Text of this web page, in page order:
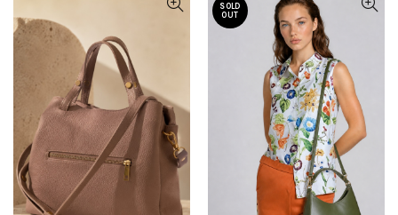
SOLD
OUT